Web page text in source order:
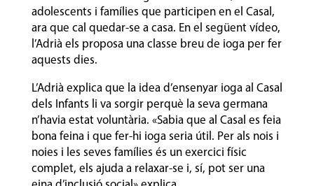
adolescents i famílies que participen en el Casal,
ara que cal quedar-se a casa. En el següent vídeo,
l’Adrià els proposa una classe breu de ioga per fer
aquests dies.
L’Adrià explica que la idea d’ensenyar ioga al Casal
dels Infants li va sorgir perquè la seva germana
n’havia estat voluntària. «Sabia que al Casal es feia
bona feina i que fer-hi ioga seria útil. Per als nois i
noies i les seves famílies és un exercici físic
complet, els ajuda a relaxar-se i, sí, pot ser una